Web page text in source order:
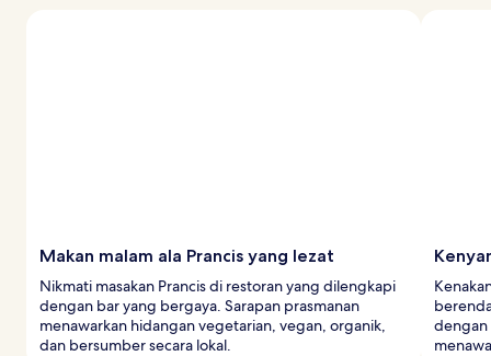
Makan malam ala Prancis yang lezat
Nikmati masakan Prancis di restoran yang dilengkapi
dengan bar yang bergaya. Sarapan prasmanan
menawarkan hidangan vegetarian, vegan, organik,
dan bersumber secara lokal.
dengan